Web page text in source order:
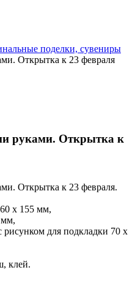
поделки, сувениры
Открытка к 23 февраля
руками. Открытка к
Открытка к 23 февраля.
х 155 мм,
мм,
для подкладки 70 х
клей.